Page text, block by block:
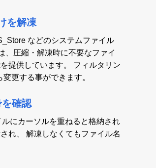
を解凍
などのシステムファイル
、圧縮・解凍時に不要なファイ
提供しています。 フィルタリン
更する事ができます。
確認
にカーソルを重ねると格納され
れ、 解凍しなくてもファイル名